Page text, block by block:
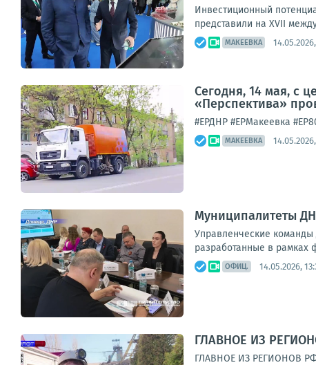
Инвестиционный
представили на XVII
МАКЕЕВКА
Сегодня, 14 мая, с
«Перспектива»
#ЕРДНР #ЕРМакеевка
МАКЕЕВКА
Муниципалитеты
Управленческие команды
разработанные в рамках
ОФИЦ. 14.05.2026,
ГЛАВНОЕ ИЗ
ГЛАВНОЕ ИЗ РЕГИОНОВ